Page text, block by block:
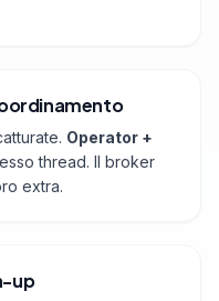
Operator +
thread. Il broker
extra.
up